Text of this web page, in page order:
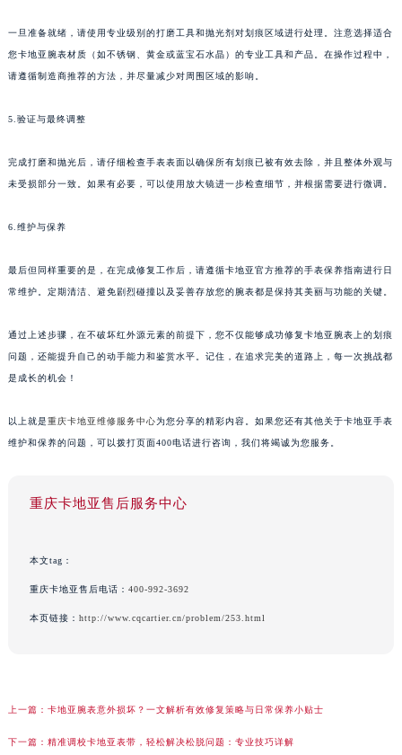
一旦准备就绪，请使用专业级别的打磨工具和抛光剂对划痕区域进行处理。注意选择适合
您卡地亚腕表材质（如不锈钢、黄金或蓝宝石水晶）的专业工具和产品。在操作过程中，
请遵循制造商推荐的方法，并尽量减少对周围区域的影响。
5.验证与最终调整
完成打磨和抛光后，请仔细检查手表表面以确保所有划痕已被有效去除，并且整体外观与
未受损部分一致。如果有必要，可以使用放大镜进一步检查细节，并根据需要进行微调。
6.维护与保养
最后但同样重要的是，在完成修复工作后，请遵循卡地亚官方推荐的手表保养指南进行日
常维护。定期清洁、避免剧烈碰撞以及妥善存放您的腕表都是保持其美丽与功能的关键。
通过上述步骤，在不破坏红外源元素的前提下，您不仅能够成功修复卡地亚腕表上的划痕
问题，还能提升自己的动手能力和鉴赏水平。记住，在追求完美的道路上，每一次挑战都
是成长的机会！
以上就是重庆卡地亚维修服务中心为您分享的精彩内容。如果您还有其他关于卡地亚手表
维护和保养的问题，可以拨打页面400电话进行咨询，我们将竭诚为您服务。
重庆卡地亚售后服务中心
本文tag：
重庆卡地亚售后电话： 400-992-3692
本页链接： http://www.cqcartier.cn/problem/253.html
上一篇： 卡地亚腕表意外损坏？一文解析有效修复策略与日常保养小贴士
下一篇： 精准调校卡地亚表带，轻松解决松脱问题：专业技巧详解